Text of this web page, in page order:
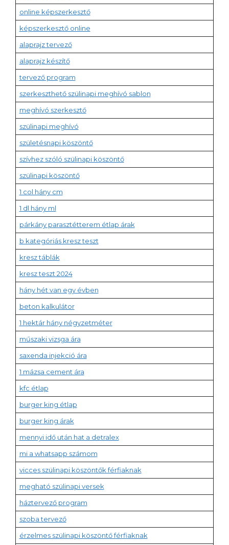
online képszerkesztő
képszerkesztő online
alaprajz tervező
alaprajz készítő
tervező program
szerkeszthető szülinapi meghívó sablon
meghívó szerkesztő
szülinapi meghívó
születésnapi köszöntő
szívhez szóló szülinapi köszöntő
szülinapi köszöntő
1 col hány cm
1 dl hány ml
párkány parasztétterem étlap árak
b kategóriás kresz teszt
kresz táblák
kresz teszt 2024
hány hét van egy évben
beton kalkulátor
1 hektár hány négyzetméter
műszaki vizsga ára
saxenda injekció ára
1 mázsa cement ára
kfc étlap
burger king étlap
burger king árak
mennyi idő után hat a detralex
mi a whatsapp számom
vicces szülinapi köszöntők férfiaknak
megható szülinapi versek
háztervező program
szoba tervező
érzelmes szülinapi köszöntő férfiaknak